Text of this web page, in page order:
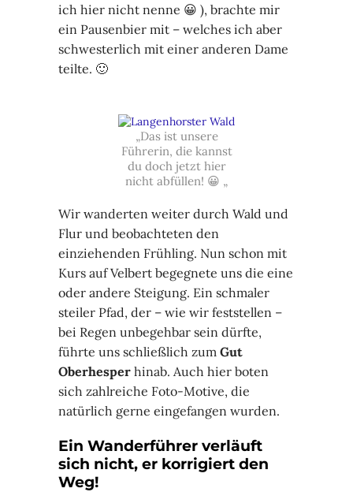
ich hier nicht nenne 😀 ), brachte mir
ein Pausenbier mit – welches ich aber
schwesterlich mit einer anderen Dame
teilte. 🙂
„Das ist unsere
Führerin, die kannst
du doch jetzt hier
nicht abfüllen! 😀 „
Wir wanderten weiter durch Wald und
Flur und beobachteten den
einziehenden Frühling. Nun schon mit
Kurs auf Velbert begegnete uns die eine
oder andere Steigung. Ein schmaler
steiler Pfad, der – wie wir feststellen –
bei Regen unbegehbar sein dürfte,
führte uns schließlich zum Gut
Oberhesper hinab. Auch hier boten
sich zahlreiche Foto-Motive, die
natürlich gerne eingefangen wurden.
Ein Wanderführer verläuft
sich nicht, er korrigiert den
Weg!